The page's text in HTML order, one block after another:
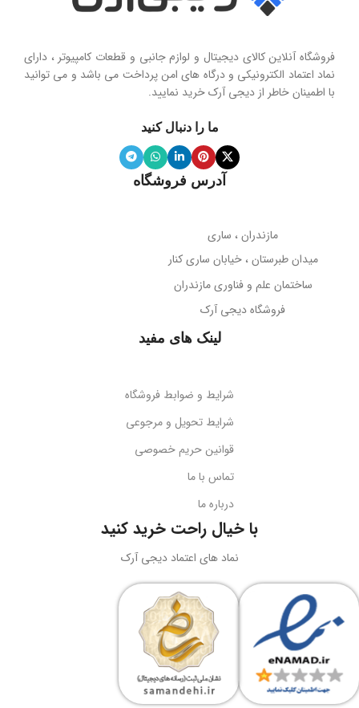
فروشگاه آنلاین کالای دیجیتال و لوازم جانبی و قطعات کامپیوتر ، دارای
نماد اعتماد الکترونیکی و درگاه های امن پرداخت می باشد و می توانید
با اطمینان خاطر از دیجی آرک خرید نمایید.
ما را دنبال کنید
آدرس فروشگاه
مازندران ، ساری
میدان طبرستان ، خیابان ساری کنار
ساختمان علم و فناوری مازندران
فروشگاه دیجی آرک
لینک های مفید
شرایط و ضوابط فروشگاه
شرایط تحویل و مرجوعی
قوانین حریم خصوصی
تماس با ما
درباره ما
با خیال راحت خرید کنید
نماد های اعتماد دیجی آرک